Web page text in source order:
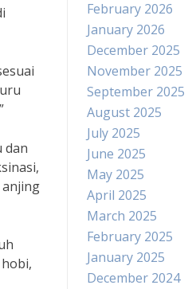
dan
February 2026
January 2026
December 2025
November 2025
September 2025
August 2025
July 2025
June 2025
May 2025
April 2025
March 2025
February 2025
January 2025
December 2024